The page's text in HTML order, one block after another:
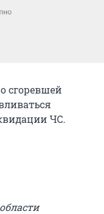
сгоревшей
ЧС.